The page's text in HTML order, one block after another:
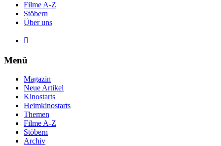
Filme A-Z
Stöbern
Über uns

Menü
Magazin
Neue Artikel
Kinostarts
Heimkinostarts
Themen
Filme A-Z
Stöbern
Archiv